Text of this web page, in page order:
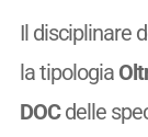
Il disciplinare
la tipologia
DOCdelle